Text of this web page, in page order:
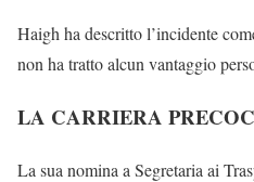
Haigh ha descritto l’incidente
non ha tratto alcun vantaggio
LA CARRIERA
La sua nomina a Segretaria ai